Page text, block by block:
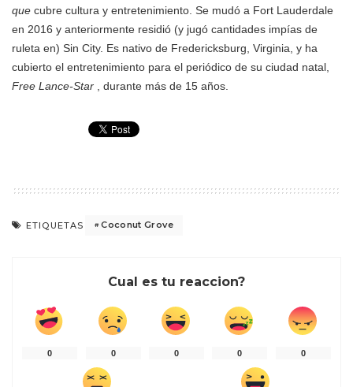
que cubre cultura y entretenimiento. Se mudó a Fort Lauderdale
en 2016 y anteriormente residió (y jugó cantidades impías de
ruleta en) Sin City. Es nativo de Fredericksburg, Virginia, y ha
cubierto el entretenimiento para el periódico de su ciudad natal,
Free Lance-Star , durante más de 15 años.
ETIQUETAS Coconut Grove
Cual es tu reaccion?
0 0 0 0 0